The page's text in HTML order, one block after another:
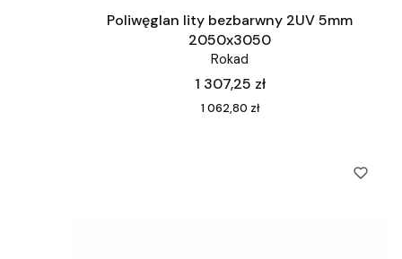
Poliwęglan lity bezbarwny 2UV 5mm
2050x3050
Rokad
Cena
1 307,25 zł
Cena
1 062,80 zł